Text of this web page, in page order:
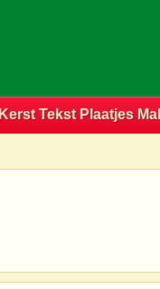
Kerst Tekst Plaatjes